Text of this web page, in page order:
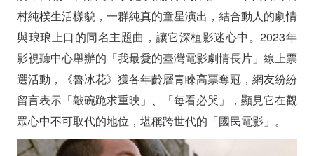
本
屆
坎
城
影
村純樸生活樣貌，一群純真的童星演出，結合動人的劇情
與琅琅上口的同名主題曲，讓它深植影迷心中。2023年
影視聽中心舉辦的「我最愛的臺灣電影劇情長片」線上票
選活動，《魯冰花》獲各年齡層青睞高票奪冠，網友紛紛
留言表示「敲碗跪求重映」、「每看必哭」，顯見它在觀
眾心中不可取代的地位，堪稱跨世代的「國民電影」。